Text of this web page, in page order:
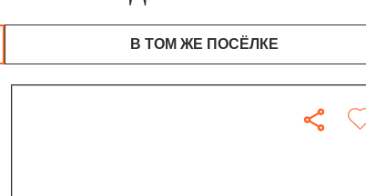
В ТОМ ЖЕ ПОСЁЛКЕ